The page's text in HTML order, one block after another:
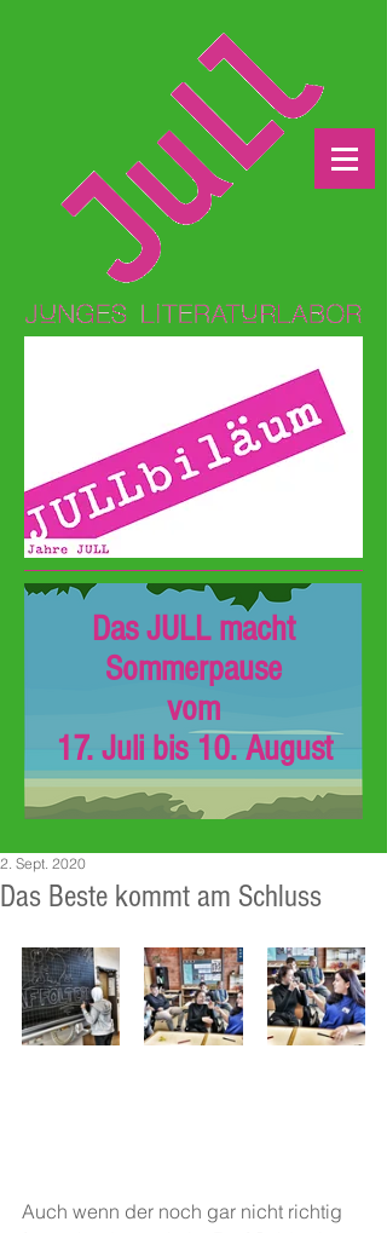
Das JULL macht
Sommerpause
vom
17. Juli bis 10. August
Das Beste kommt am Schluss
2. Sept. 2020
Auch wenn der noch gar nicht richtig